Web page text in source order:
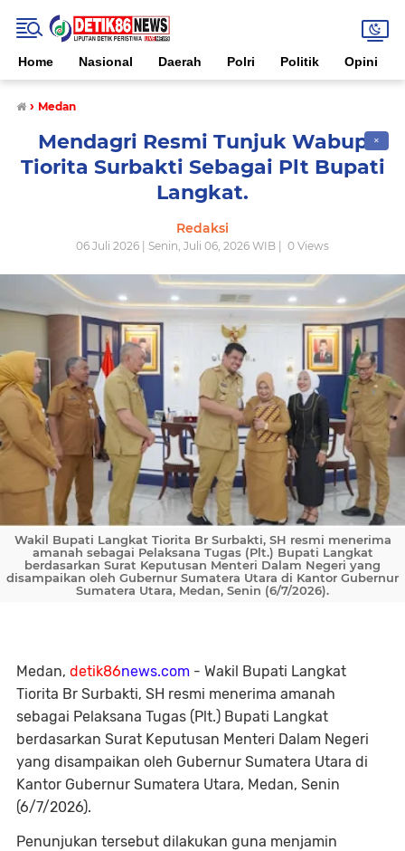
Home Nasional Daerah Polri Politik Opini
› Medan
✕
Mendagri Resmi Tunjuk Wabup
Tiorita Surbakti Sebagai Plt Bupati
Langkat.
Redaksi
06 Juli 2026 | Senin, Juli 06, 2026 WIB | 0 Views
Wakil Bupati Langkat Tiorita Br Surbakti, SH resmi menerima
amanah sebagai Pelaksana Tugas (Plt.) Bupati Langkat
berdasarkan Surat Keputusan Menteri Dalam Negeri yang
disampaikan oleh Gubernur Sumatera Utara di Kantor Gubernur
Sumatera Utara, Medan, Senin (6/7/2026).
Medan, detik86news.com - Wakil Bupati Langkat
Tiorita Br Surbakti, SH resmi menerima amanah
sebagai Pelaksana Tugas (Plt.) Bupati Langkat
berdasarkan Surat Keputusan Menteri Dalam Negeri
yang disampaikan oleh Gubernur Sumatera Utara di
Kantor Gubernur Sumatera Utara, Medan, Senin
(6/7/2026).
Penunjukan tersebut dilakukan guna menjamin